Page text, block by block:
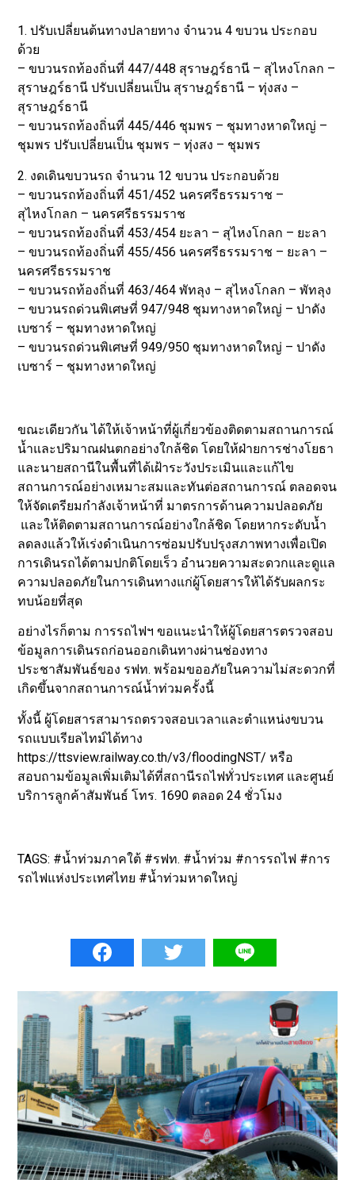
1. ปรับเปลี่ยนต้นทางปลายทาง จำนวน 4 ขบวน ประกอบ
ด้วย
– ขบวนรถท้องถิ่นที่ 447/448 สุราษฎร์ธานี – สุไหงโกลก –
สุราษฎร์ธานี ปรับเปลี่ยนเป็น สุราษฎร์ธานี – ทุ่งสง –
สุราษฎร์ธานี
– ขบวนรถท้องถิ่นที่ 445/446 ชุมพร – ชุมทางหาดใหญ่ –
ชุมพร ปรับเปลี่ยนเป็น ชุมพร – ทุ่งสง – ชุมพร
2. งดเดินขบวนรถ จำนวน 12 ขบวน ประกอบด้วย
– ขบวนรถท้องถิ่นที่ 451/452 นครศรีธรรมราช –
สุไหงโกลก – นครศรีธรรมราช
– ขบวนรถท้องถิ่นที่ 453/454 ยะลา – สุไหงโกลก – ยะลา
– ขบวนรถท้องถิ่นที่ 455/456 นครศรีธรรมราช – ยะลา –
นครศรีธรรมราช
– ขบวนรถท้องถิ่นที่ 463/464 พัทลุง – สุไหงโกลก – พัทลุง
– ขบวนรถด่วนพิเศษที่ 947/948 ชุมทางหาดใหญ่ – ปาดัง
เบซาร์ – ชุมทางหาดใหญ่
– ขบวนรถด่วนพิเศษที่ 949/950 ชุมทางหาดใหญ่ – ปาดัง
เบซาร์ – ชุมทางหาดใหญ่
ขณะเดียวกัน ได้ให้เจ้าหน้าที่ผู้เกี่ยวข้องติดตามสถานการณ์
น้ำและปริมาณฝนตกอย่างใกล้ชิด โดยให้ฝ่ายการช่างโยธา
และนายสถานีในพื้นที่ได้เฝ้าระวังประเมินและแก้ไข
สถานการณ์อย่างเหมาะสมและทันต่อสถานการณ์ ตลอดจน
ให้จัดเตรียมกำลังเจ้าหน้าที่ มาตรการด้านความปลอดภัย
และให้ติดตามสถานการณ์อย่างใกล้ชิด โดยหากระดับน้ำ
ลดลงแล้วให้เร่งดำเนินการซ่อมปรับปรุงสภาพทางเพื่อเปิด
การเดินรถได้ตามปกติโดยเร็ว อำนวยความสะดวกและดูแล
ความปลอดภัยในการเดินทางแก่ผู้โดยสารให้ได้รับผลกระ
ทบน้อยที่สุด
อย่างไรก็ตาม การรถไฟฯ ขอแนะนำให้ผู้โดยสารตรวจสอบ
ข้อมูลการเดินรถก่อนออกเดินทางผ่านช่องทาง
ประชาสัมพันธ์ของ รฟท. พร้อมขออภัยในความไม่สะดวกที่
เกิดขึ้นจากสถานการณ์น้ำท่วมครั้งนี้
ทั้งนี้ ผู้โดยสารสามารถตรวจสอบเวลาและตำแหน่งขบวน
รถแบบเรียลไทม์ได้ทาง
https://ttsview.railway.co.th/v3/floodingNST/ หรือ
สอบถามข้อมูลเพิ่มเติมได้ที่สถานีรถไฟทั่วประเทศ และศูนย์
บริการลูกค้าสัมพันธ์ โทร. 1690 ตลอด 24 ชั่วโมง
TAGS: #น้ำท่วมภาคใต้ #รฟท. #น้ำท่วม #การรถไฟ #การ
รถไฟแห่งประเทศไทย #น้ำท่วมหาดใหญ่